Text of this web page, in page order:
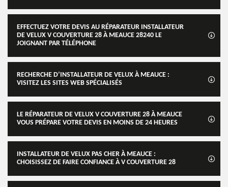
EFFECTUEZ VOTRE DEVIS AU RÉPARATEUR INSTALLATEUR
DE VELUX V COUVERTURE 28 À MEAUCE 28240 LE
JOIGNANT PAR TÉLÉPHONE
RECHERCHE D’INSTALLATEUR DE VELUX À MEAUCE :
VISITEZ LES SITES WEB SPÉCIALISÉS
LE RÉPARATEUR DE VELUX V COUVERTURE 28 À MEAUCE
VOUS PRÉPARE VOTRE DEVIS EN MOINS DE 24 HEURES
INSTALLATEUR DE VELUX PAS CHER À MEAUCE :
CHOISISSEZ DE FAIRE CONFIANCE À V COUVERTURE 28